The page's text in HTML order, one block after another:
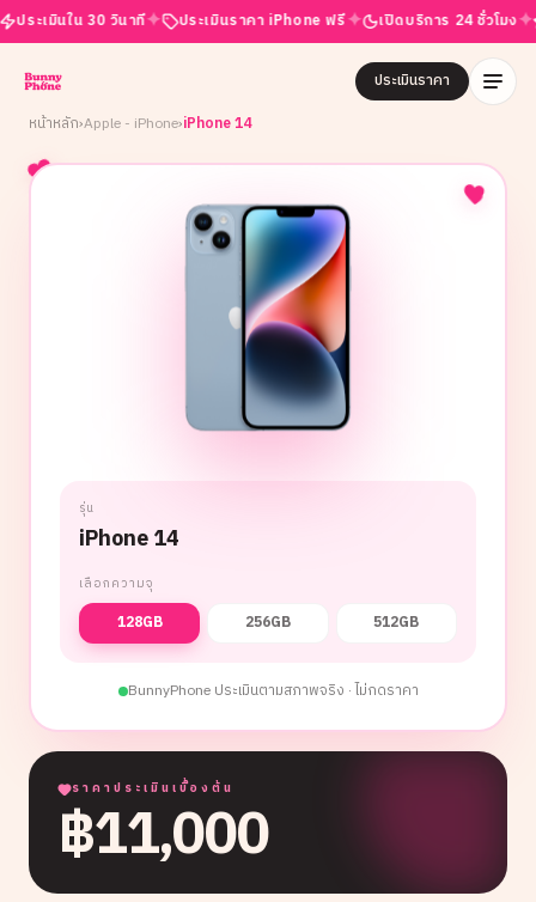
มินใน 30 วินาที✦ ประเมินราคา iPhone ฟรี✦ เปิดบริการ 24 ชั่วโมง✦ รีวิ
ประเมินราคา
หน้าหลัก›Apple - iPhone›iPhone 14
รุ่น
iPhone 14
เลือกความจุ
128GB 256GB 512GB
BunnyPhone ประเมินตามสภาพจริง · ไม่กดราคา
ราคาประเมินเบื้องต้น
฿11,000